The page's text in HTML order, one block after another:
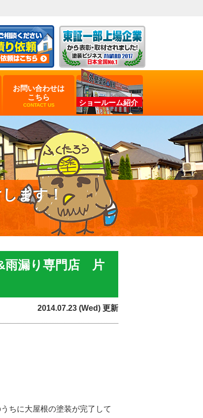
お問い合わせは
こちら
CONTACT US ショールーム紹介
ます！
雨漏り専門店 片
2014.07.23 (Wed) 更新
ちに大屋根の塗装が完了して